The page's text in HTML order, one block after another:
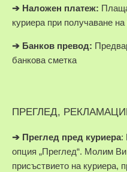
➔ Наложен платеж:
куриера при получаване на
➔ Банков превод:
банкова сметка
ПРЕГЛЕД,
➔ Преглед пред куриера:
опция „Преглед“. Молим
присъствието на куриера,